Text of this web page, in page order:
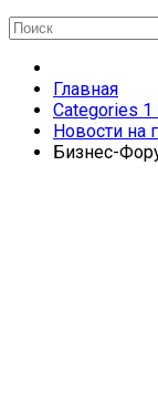
Главная
Categories 1
Новости на
Бизнес-